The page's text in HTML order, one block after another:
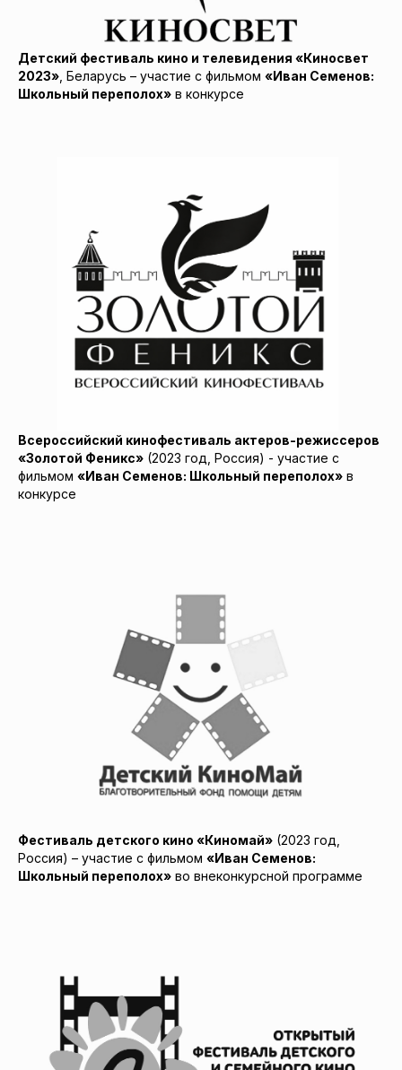
Детский фестиваль кино и телевидения «Киносвет
2023» , Беларусь – участие с фильмом «Иван Семенов:
Школьный переполох» в конкурсе
Всероссийский кинофестиваль актеров-режиссеров
«Золотой Феникс» (2023 год, Россия) - участие с
фильмом «Иван Семенов: Школьный переполох» в
конкурсе
Фестиваль детского кино «Киномай» (2023 год,
Россия) – участие с фильмом «Иван Семенов:
Школьный переполох» во внеконкурсной программе